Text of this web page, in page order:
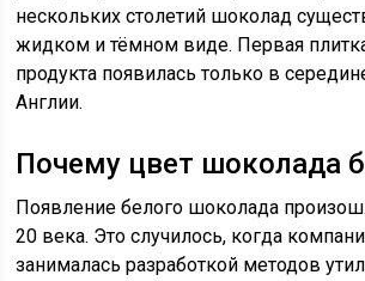
нескольких столетий шоколад
жидком и тёмном виде. Первая
продукта появилась только в
Англии.
Почему цвет шоколада
Появление белого шоколада
20 века. Это случилось, когда
занималась разработкой методов